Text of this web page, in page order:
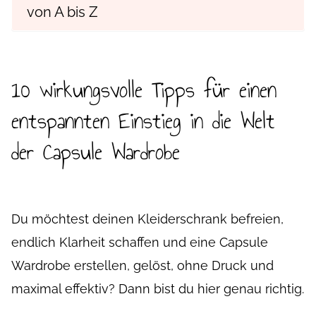
von A bis Z
10 wirkungsvolle Tipps für einen
entspannten Einstieg in die Welt
der Capsule Wardrobe
Du möchtest deinen Kleiderschrank befreien,
endlich Klarheit schaffen und eine Capsule
Wardrobe erstellen, gelöst, ohne Druck und
maximal effektiv? Dann bist du hier genau richtig.